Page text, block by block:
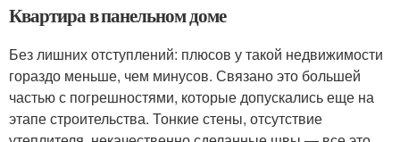
Квартира в панельном доме
Без лишних отступлений: плюсов у такой недвижимости
гораздо меньше, чем минусов. Связано это большей
частью с погрешностями, которые допускались еще на
этапе строительства. Тонкие стены, отсутствие